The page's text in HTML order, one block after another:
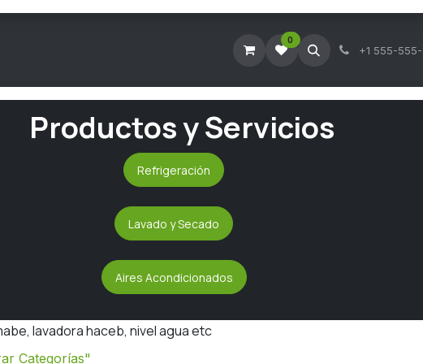
Agendar Visita Técnica Consultar Tickets Activos
0
+1 555-
Productos y Servicios
Refrigeración
Lavado y Secado
Aires Acondicionados
lavadora haceb, nivel agua etc
Categorías"